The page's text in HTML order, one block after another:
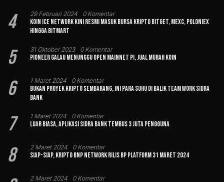
4 29 Februari 2024 0 Komentar
Koin Ice Network Kini Resmi Masuk Bursa Kripto Bitget, MEXC, Poloniex
hingga BitMart
5 31 Oktober 2023 0 Komentar
Pioneer Galau Menunggu Open Mainnet Pi, Jual Murah Koin
6 1 Maret 2024 0 Komentar
Bukan Proyek Kripto Sembarang, Ini Para Suhu di Balik Team Work Sidra
Bank
7 1 Maret 2024 0 Komentar
Luar Biasa, Aplikasi Sidra Bank Tembus 3 Juta Pengguna
8 2 Maret 2024 0 Komentar
Siap-siap, Kripto BNP Network Rilis BP Platform 31 Maret 2024
2 Maret 2024 0 Komentar